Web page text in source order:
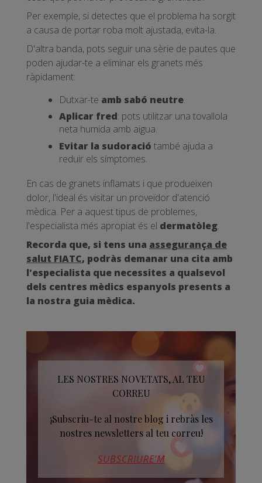
Per exemple, si detectes que el problema ha sorgit
a causa de portar roba molt ajustada, evita-la.
D'altra banda, pots seguir una sèrie de pautes que
poden ajudar-te a eliminar els granets més
ràpidament:
Dutxar-te amb sabó neutre.
Aplicar fred: pots utilitzar una tovallola
neta humida amb aigua.
Evitar la sudoració també ajuda a
reduir els símptomes.
En cas de granets inflamats i que produeixen
dolor, l'ideal és visitar un proveïdor d'atenció
mèdica. Per a aquest tipus de problemes,
l'especialista més apropiat és el dermatòleg.
Recorda que, si tens una assegurança de
salut FIATC, podràs demanar una cita amb
l'especialista que necessites a qualsevol
dels centres mèdics espanyols presents a
la nostra guia mèdica.
LES NOSTRES NOVETATS, AL TEU
CORREU
¡Subscriu-te al nostre blog i rebràs les
nostres newsletters al teu correu!
SUBSCRIURE’M